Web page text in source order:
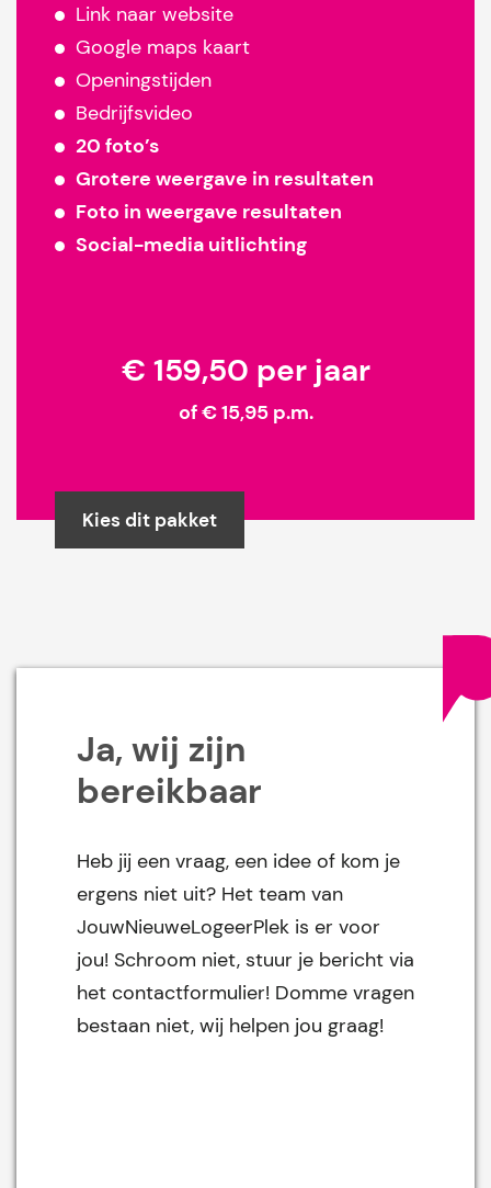
Link naar website
Google maps kaart
Openingstijden
Bedrijfsvideo
20 foto’s
Grotere weergave in resultaten
Foto in weergave resultaten
Social-media uitlichting
€ 159,50 per jaar
of € 15,95 p.m.
Kies dit pakket
Ja, wij zijn
bereikbaar
Heb jij een vraag, een idee of kom je
ergens niet uit? Het team van
JouwNieuweLogeerPlek is er voor
jou! Schroom niet, stuur je bericht via
het contactformulier! Domme vragen
bestaan niet, wij helpen jou graag!